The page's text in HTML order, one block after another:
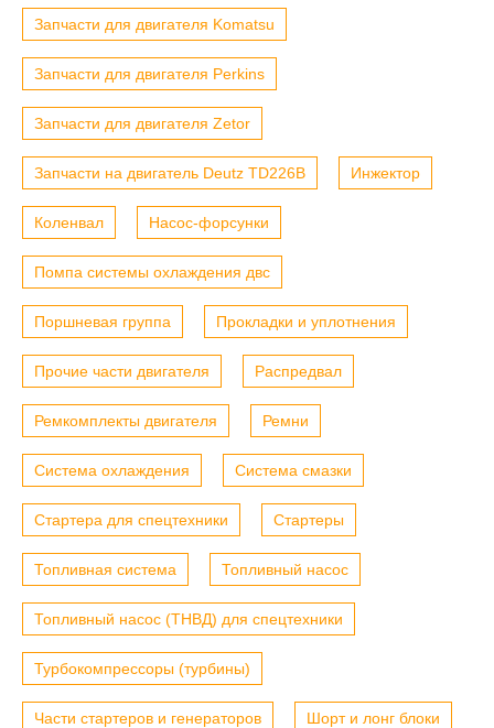
Запчасти для двигателя Komatsu
Запчасти для двигателя Perkins
Запчасти для двигателя Zetor
Запчасти на двигатель Deutz TD226B Инжектор
Коленвал Насос-форсунки
Помпа системы охлаждения двс
Поршневая группа Прокладки и уплотнения
Прочие части двигателя Распредвал
Ремкомплекты двигателя Ремни
Система охлаждения Система смазки
Стартера для спецтехники Стартеры
Топливная система Топливный насос
Топливный насос (ТНВД) для спецтехники
Турбокомпрессоры (турбины)
Части стартеров и генераторов Шорт и лонг блоки